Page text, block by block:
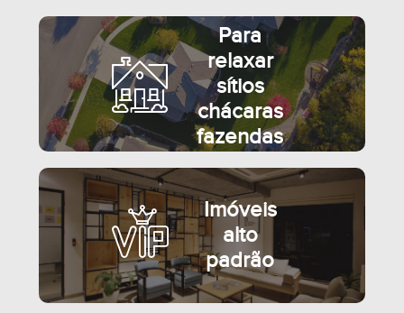
Para
relaxar
sítios
chácaras
fazendas
Imóveis
alto
padrão